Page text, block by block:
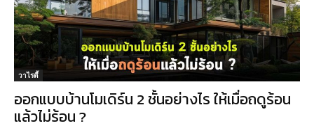
วาไรตี้
ออกแบบบ้านโมเดิร์น 2 ชั้นอย่างไร ให้เมื่อถดูร้อน
แล้วไม่ร้อน ?